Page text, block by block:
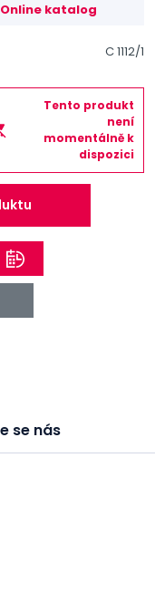
Online katalog
C 1112/1
Tento produkt
není
momentálně k
dispozici
se nás